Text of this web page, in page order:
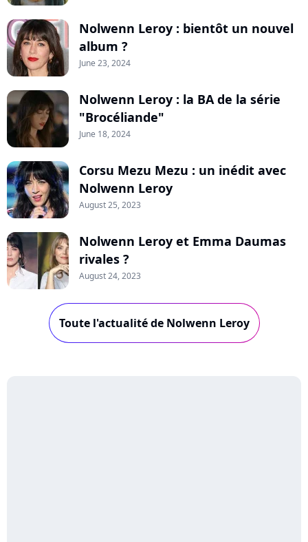
Nolwenn Leroy : bientôt un nouvel
album ?
June 23, 2024
Nolwenn Leroy : la BA de la série
"Brocéliande"
June 18, 2024
Corsu Mezu Mezu : un inédit avec
Nolwenn Leroy
August 25, 2023
Nolwenn Leroy et Emma Daumas
rivales ?
August 24, 2023
Toute l'actualité de Nolwenn Leroy